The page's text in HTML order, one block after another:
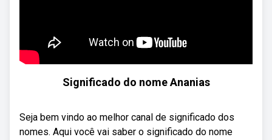
Significado do nome Ananias
Seja bem vindo ao melhor canal de significado dos
nomes. Aqui você vai saber o significado do nome